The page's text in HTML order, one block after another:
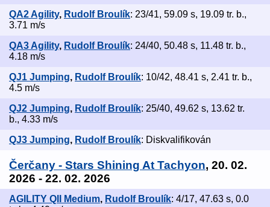
QA2 Agility, Rudolf Broulík: 23/41, 59.09 s, 19.09 tr. b.,
3.71 m/s
QA3 Agility, Rudolf Broulík: 24/40, 50.48 s, 11.48 tr. b.,
4.18 m/s
QJ1 Jumping, Rudolf Broulík: 10/42, 48.41 s, 2.41 tr. b.,
4.5 m/s
QJ2 Jumping, Rudolf Broulík: 25/40, 49.62 s, 13.62 tr.
b., 4.33 m/s
QJ3 Jumping, Rudolf Broulík: Diskvalifikován
Čerčany - Stars Shining At Tachyon, 20. 02.
2026 - 22. 02. 2026
AGILITY QII Medium, Rudolf Broulík: 4/17, 47.63 s, 0.0